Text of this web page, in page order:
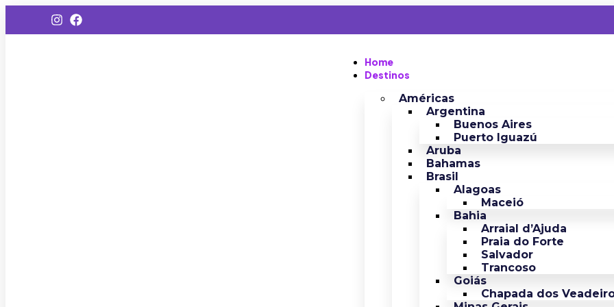
Home
Destinos
Américas
Argentina
Buenos Aires
Puerto Iguazú
Aruba
Bahamas
Brasil
Alagoas
Maceió
Bahia
Arraial d’Ajuda
Praia do Forte
Salvador
Trancoso
Goiás
Chapada dos